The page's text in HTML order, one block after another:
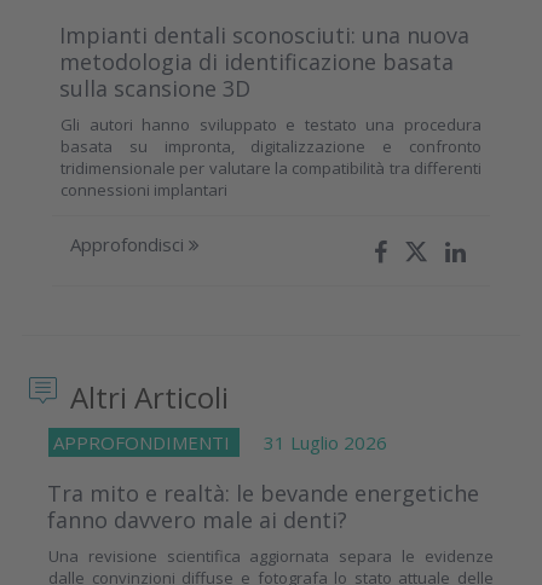
Impianti dentali sconosciuti: una nuova
metodologia di identificazione basata
sulla scansione 3D
Gli autori hanno sviluppato e testato una procedura
basata su impronta, digitalizzazione e confronto
tridimensionale per valutare la compatibilità tra differenti
connessioni implantari
Approfondisci
Altri Articoli
APPROFONDIMENTI 31 Luglio 2026
Tra mito e realtà: le bevande energetiche
fanno davvero male ai denti?
Una revisione scientifica aggiornata separa le evidenze
dalle convinzioni diffuse e fotografa lo stato attuale delle